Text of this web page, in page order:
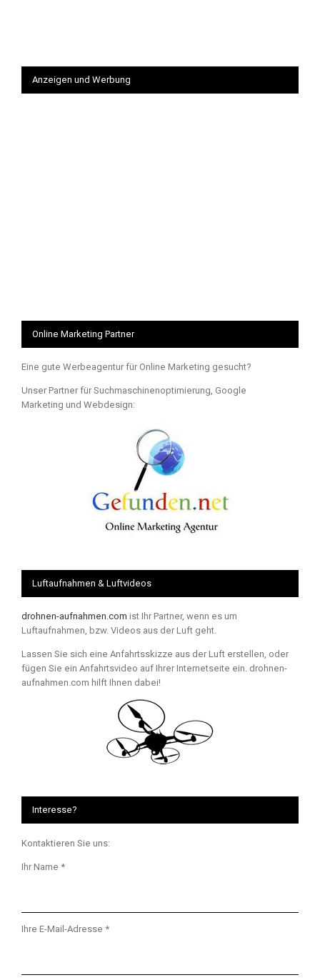
Anzeigen und Werbung
Online Marketing Partner
Eine gute Werbeagentur für Online Marketing gesucht?
Unser Partner für Suchmaschinenoptimierung, Google
Marketing und Webdesign:
Luftaufnahmen & Luftvideos
drohnen-aufnahmen.com ist Ihr Partner, wenn es um
Luftaufnahmen, bzw. Videos aus der Luft geht.
Lassen Sie sich eine Anfahrtsskizze aus der Luft erstellen, oder
fügen Sie ein Anfahrtsvideo auf Ihrer Internetseite ein. drohnen-
aufnahmen.com hilft Ihnen dabei!
Interesse?
Kontaktieren Sie uns:
Ihr Name *
Ihre E-Mail-Adresse *